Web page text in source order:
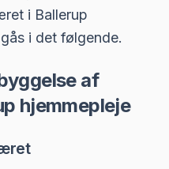
i Ballerup
i det følgende.
af
hjemmepleje